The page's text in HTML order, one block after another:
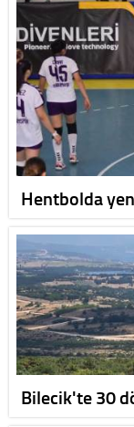
Hentbolda
Bilecik'te 30